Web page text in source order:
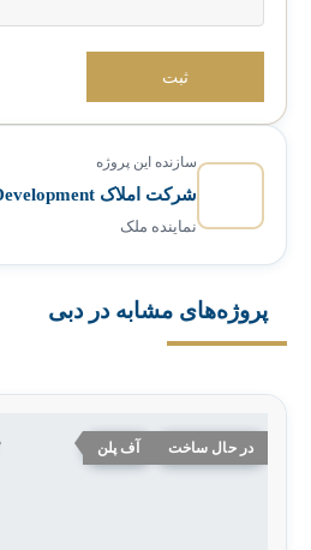
سازنده این پروژه
شرکت املاک Refine Development (ریفاین)
نماینده ملک
پروژه‌های مشابه در دبی
در حال ساخت آف پلن